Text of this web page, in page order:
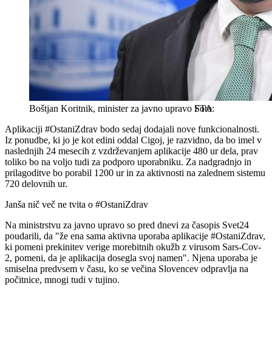
Boštjan Koritnik, minister za javno upravo STA
Aplikaciji #OstaniZdrav bodo sedaj dodajali nove funkcionalnosti.
Iz ponudbe, ki jo je kot edini oddal Cigoj, je razvidno, da bo imel v
naslednjih 24 mesecih z vzdrževanjem aplikacije 480 ur dela, prav
toliko bo na voljo tudi za podporo uporabniku. Za nadgradnjo in
prilagoditve bo porabil 1200 ur in za aktivnosti na zalednem sistemu
720 delovnih ur.
Janša nič več ne tvita o #OstaniZdrav
Na ministrstvu za javno upravo so pred dnevi za časopis Svet24
poudarili, da "že ena sama aktivna uporaba aplikacije #OstaniZdrav,
ki pomeni prekinitev verige morebitnih okužb z virusom Sars-Cov-
2, pomeni, da je aplikacija dosegla svoj namen". Njena uporaba je
smiselna predvsem v času, ko se večina Slovencev odpravlja na
počitnice, mnogi tudi v tujino.